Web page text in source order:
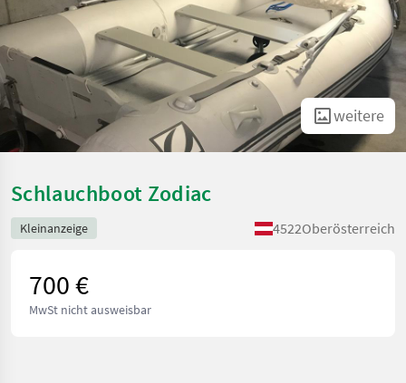
weitere
Schlauchboot Zodiac
Kleinanzeige 4522Oberösterreich
700 €
MwSt nicht ausweisbar